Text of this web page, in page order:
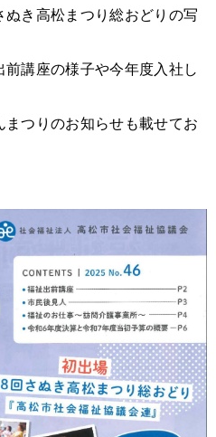
き高松まつり総おどりの写
講座の様子や今年度入社し
まつりのお知らせも載せてお